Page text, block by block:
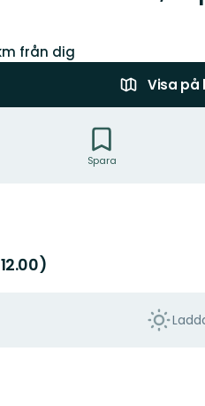
från dig
Visa på
Spara